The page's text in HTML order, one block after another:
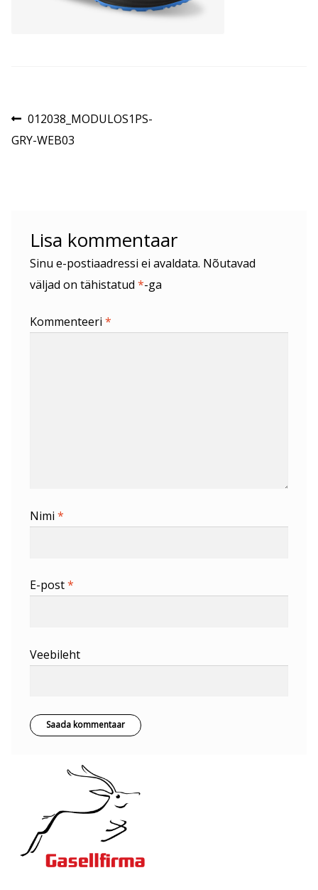
Navigeerimine
Eelmine
postitus:
012038_MODULOS1PS-
GRY-WEB03
Lisa kommentaar
Sinu e-postiaadressi ei avaldata. Nõutavad
väljad on tähistatud *-ga
Kommenteeri *
Nimi *
E-post*
Veebileht